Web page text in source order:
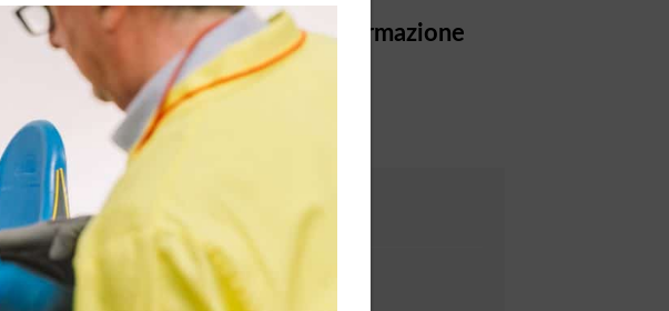
per rendere efficace la trasformazione
Su richiesta
 10 giornate (5+5)